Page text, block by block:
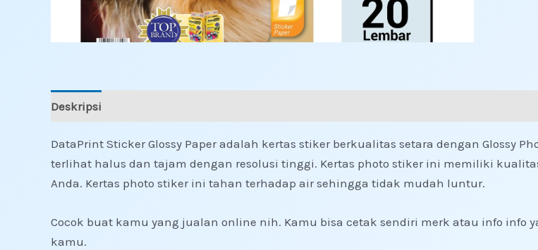
Deskripsi
DataPrint Sticker Glossy Paper adalah kertas stiker berkualitas setara dengan Glossy
terlihat halus dan tajam dengan resolusi tinggi. Kertas photo stiker ini memiliki
Anda. Kertas photo stiker ini tahan terhadap air sehingga tidak mudah luntur.
Cocok buat kamu yang jualan online nih. Kamu bisa cetak sendiri merk atau info
kamu.